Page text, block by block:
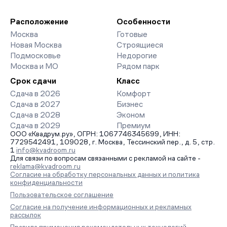
организует просмотр и поможет одобрить ипотеку по
минимальной ставке. Чтобы зафиксировать цену, оставьте
заявку на обратный звонок.
Расположение
Москва
Новая Москва
Подмосковье
Москва и МО
Особенности
Готовые
Строящиеся
Недорогие
Рядом парк
Срок сдачи
Сдача в 2026
Сдача в 2027
Сдача в 2028
Сдача в 2029
Класс
Комфорт
Бизнес
Эконом
Премиум
ООО «Квадрум.ру», ОГРН: 1067746345699, ИНН:
7729542491, 109028, г. Москва, Тессинский пер., д. 5, стр.
1 info@kvadroom.ru
Для связи по вопросам связанными с рекламой на сайте -
reklama@kvadroom.ru
Согласие на обработку персональных данных и политика
конфиденциальности
Пользовательское соглашение
Согласие на получение информационных и рекламных
рассылок